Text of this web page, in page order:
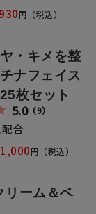
ルについて
円（税込）
・キメを整
ナフェイス
枚セット
5.0（9）
合
円（税込）
リーム＆ベ